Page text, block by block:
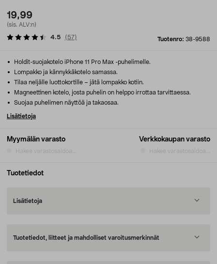
19,99
(sis. ALV:n)
Tuotenro: 38-9588
4.5 ( 57)
Myymälän varasto
Hakee varastosaldoa...
Verkkokaupan varasto
Hakee varastosaldoa...
Holdit-suojakotelo iPhone 11 Pro Max -puhelimelle.
Lompakko ja kännykkäkotelo samassa.
Tilaa neljälle luottokortille – jätä lompakko kotiin.
Magneettinen kotelo, josta puhelin on helppo irrottaa tarvittaessa.
Suojaa puhelimen näyttöä ja takaosaa.
Lisätietoja
Tuotetiedot
Lisätietoja
Tuotetiedot, liitteet ja mahdolliset varoitusmerkinnät